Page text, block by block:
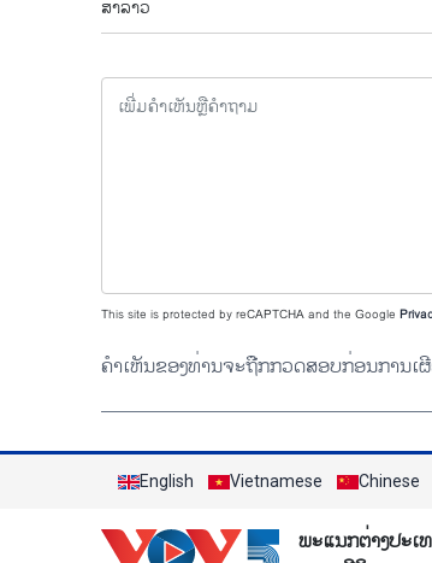
ສາ​ລາວ
This site is protected by reCAPTCHA and the Google
ຄຳເຫັນຂອງທ່ານຈະຖືກກວດສອບກ່ອນການເ
English Vietnamese Chinese
ພະແນກຕ່າງປະເ